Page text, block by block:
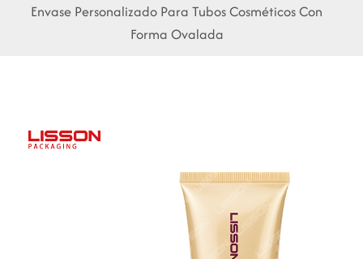
русский
한국의
Envase Personalizado Para Tubos Cosméticos Con
Forma Ovalada